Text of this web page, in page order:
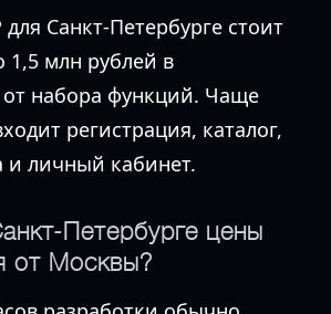
Санкт-Петербурге стоит
1,5 млн рублей в
набора функций. Чаще
регистрация, каталог,
и личный кабинет.
Петербурге цены
от Москвы?